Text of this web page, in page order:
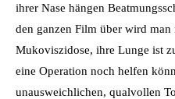
ihrer Nase hängen
den ganzen Film über wird
Mukoviszidose, ihre Lunge ist
eine Operation noch helfen
unausweichlichen, qualvollen